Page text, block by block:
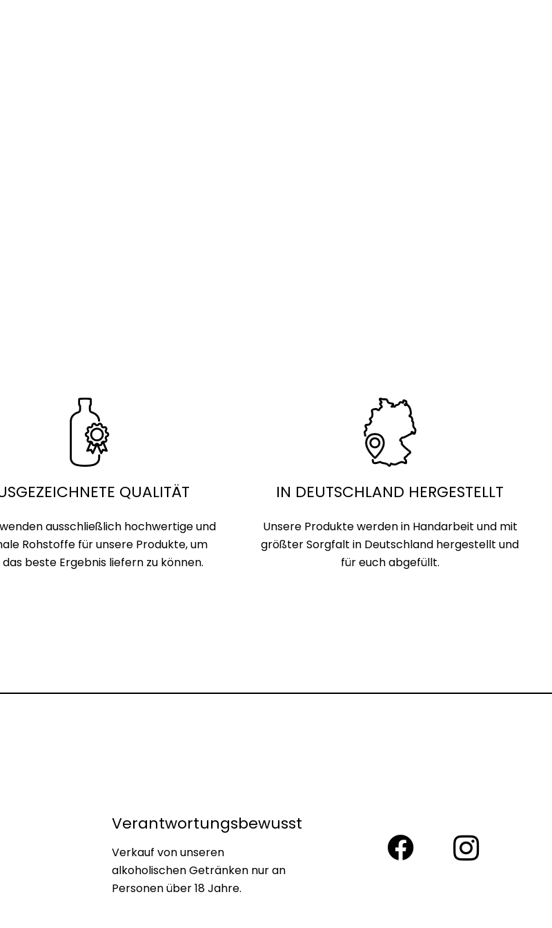
QUALITÄT
ausschließlich hochwertige und
Rohstoffe für unsere Produkte, um
beste Ergebnis liefern zu können.
IN DEUTSCHLAND HERGESTELLT
Unsere Produkte werden in Handarbeit und mit
größter Sorgfalt in Deutschland hergestellt und
für euch abgefüllt.
Verantwortungsbewusst
Verkauf von unseren
alkoholischen Getränken nur an
Personen über 18 Jahre.